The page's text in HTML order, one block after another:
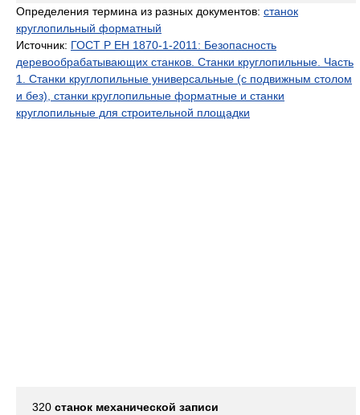
Определения термина из разных документов: станок
круглопильный форматный
Источник: ГОСТ Р ЕН 1870-1-2011: Безопасность
деревообрабатывающих станков. Станки круглопильные. Часть
1. Станки круглопильные универсальные (с подвижным столом
и без), станки круглопильные форматные и станки
круглопильные для строительной площадки
320 станок механической записи